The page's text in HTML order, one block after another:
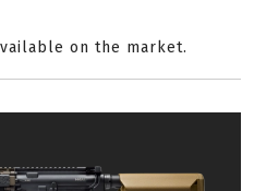
on the market.